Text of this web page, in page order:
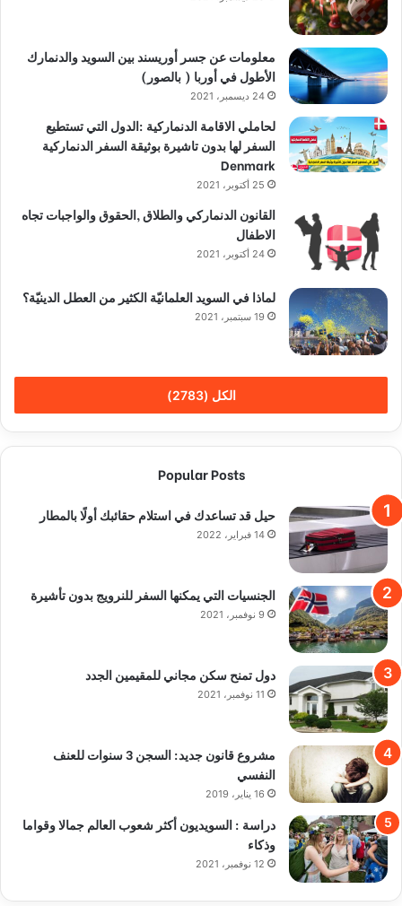
معلومات عن جسر أوريسند بين السويد والدنمارك
الأطول في أوربا ( بالصور)
24 ديسمبر، 2021
لحاملي الاقامة الدنماركية :الدول التي تستطيع
السفر لها بدون تاشيرة بوثيقة السفر الدنماركية
Denmark
25 أكتوبر، 2021
القانون الدنماركي والطلاق ,الحقوق والواجبات تجاه
الاطفال
24 أكتوبر، 2021
لماذا في السويد العلمانيّة الكثير من العطل الدينيّة؟
19 سبتمبر، 2021
الكل (2783)
Popular Posts
حيل قد تساعدك في استلام حقائبك أولًا بالمطار
14 فبراير، 2022
الجنسيات التي يمكنها السفر للنرويج بدون تأشيرة
9 نوفمبر، 2021
دول تمنح سكن مجاني للمقيمين الجدد
11 نوفمبر، 2021
مشروع قانون جديد: السجن 3 سنوات للعنف
النفسي
16 يناير، 2019
دراسة : السويديون أكثر شعوب العالم جمالا وقواما
وذكاء
12 نوفمبر، 2021